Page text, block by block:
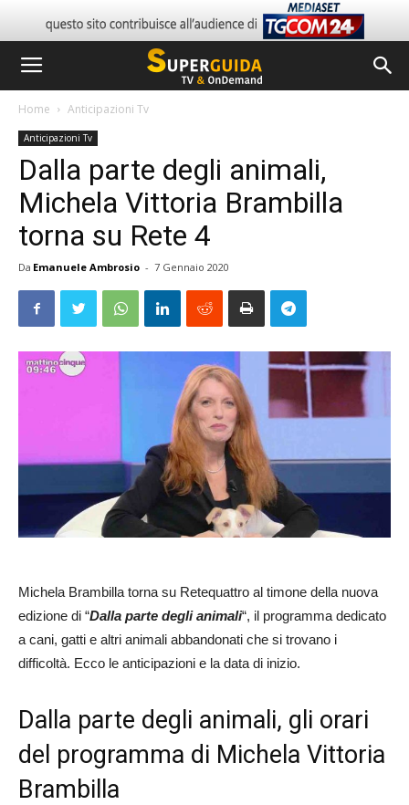
Home Anticipazioni Tv
Anticipazioni Tv
Dalla parte degli animali,
Michela Vittoria Brambilla
torna su Rete 4
Da Emanuele Ambrosio - 7 Gennaio 2020
Michela Brambilla torna su Retequattro al timone della nuova
edizione di “Dalla parte degli animali“, il programma dedicato
a cani, gatti e altri animali abbandonati che si trovano i
difficoltà. Ecco le anticipazioni e la data di inizio.
Dalla parte degli animali, gli orari
del programma di Michela Vittoria
Brambilla